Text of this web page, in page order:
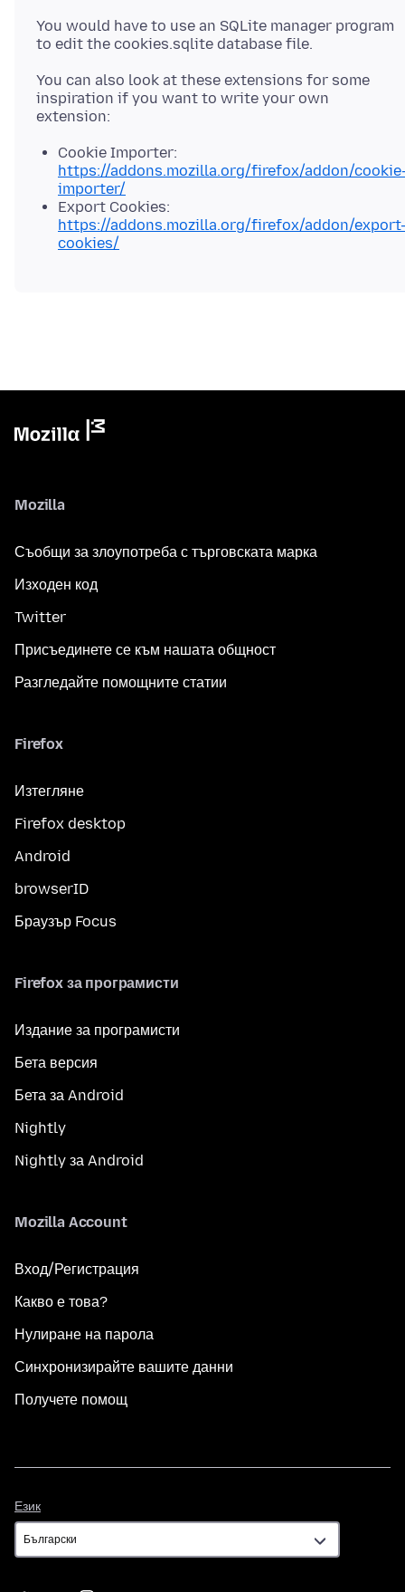
You would have to use an SQLite manager program
You can also look at these extensions for some
inspiration if you want to write your own
Cookie Importer:
https://addons.mozilla.org/firefox/addon/
importer/
Export Cookies:
https://addons.mozilla.org/firefox/addon/export-
cookies/
Mozilla
Съобщи за злоупотреба с търговската марка
Изходен код
Twitter
Присъединете се към нашата общност
Разгледайте помощните статии
Firefox
Изтегляне
Firefox desktop
Android
browserID
Браузър Focus
Firefox за програмисти
Издание за програмисти
Бета версия
Бета за Android
Nightly
Nightly за Android
Mozilla Account
Вход/Регистрация
Какво е това?
Нулиране на парола
Синхронизирайте вашите данни
Получете помощ
Език